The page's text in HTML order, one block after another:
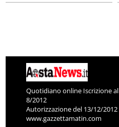
Quotidiano online Iscrizione
8/2012
Autorizzazione del 13/12/2012
www.gazzettamatin.com